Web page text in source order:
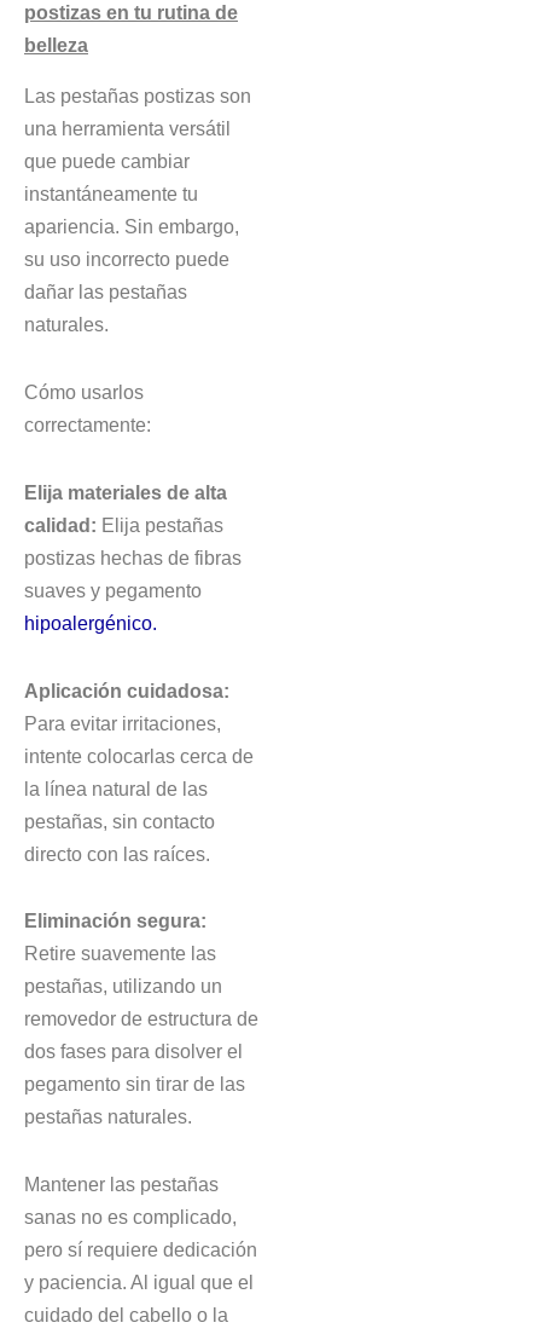
postizas en tu rutina de
belleza
Las pestañas postizas son
una herramienta versátil
que puede cambiar
instantáneamente tu
apariencia. Sin embargo,
su uso incorrecto puede
dañar las pestañas
naturales.
Cómo usarlos
correctamente:
Elija materiales de alta
calidad: Elija pestañas
postizas hechas de fibras
suaves y pegamento
hipoalergénico.
Aplicación cuidadosa:
Para evitar irritaciones,
intente colocarlas cerca de
la línea natural de las
pestañas, sin contacto
directo con las raíces.
Eliminación segura:
Retire suavemente las
pestañas, utilizando un
removedor de estructura de
dos fases para disolver el
pegamento sin tirar de las
pestañas naturales.
Mantener las pestañas
sanas no es complicado,
pero sí requiere dedicación
y paciencia. Al igual que el
cuidado del cabello o la